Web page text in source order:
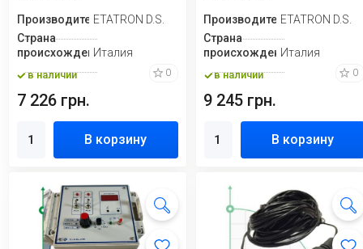
ПроизводительETATRON D.S.
Страна
происхожденияИталия
в наличии 0
7 226 грн.
В корзину
ПроизводительETATRON D.S.
Страна
происхожденияИталия
в наличии 0
9 245 грн.
В корзину